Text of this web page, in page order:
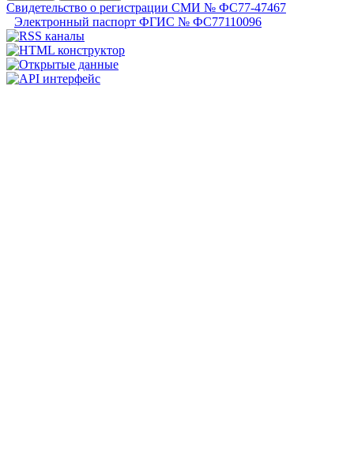
Свидетельство о регистрации СМИ № ФС77-47467
Электронный паспорт ФГИС № ФС77110096